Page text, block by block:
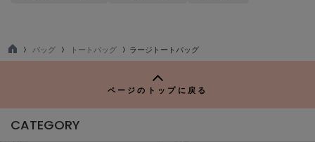
null.
On
TO
バッグ トートバッグ ラージトートバッグ
ページのトップに戻る
CATEGORY